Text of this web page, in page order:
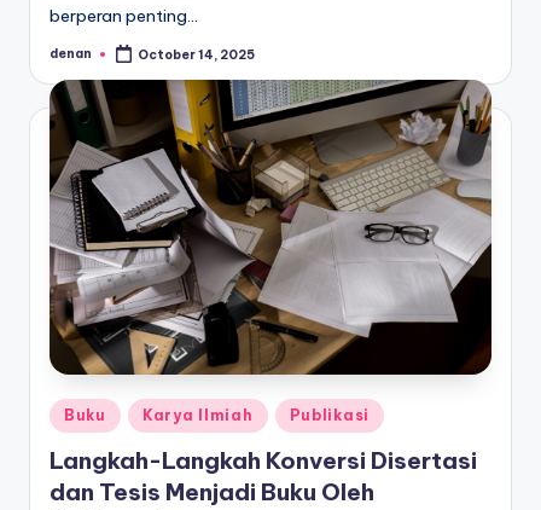
berperan penting…
Posted
denan October 14, 2025
Posted
in
Buku Karya Ilmiah Publikasi
Langkah-Langkah Konversi Disertasi
dan Tesis Menjadi Buku Oleh